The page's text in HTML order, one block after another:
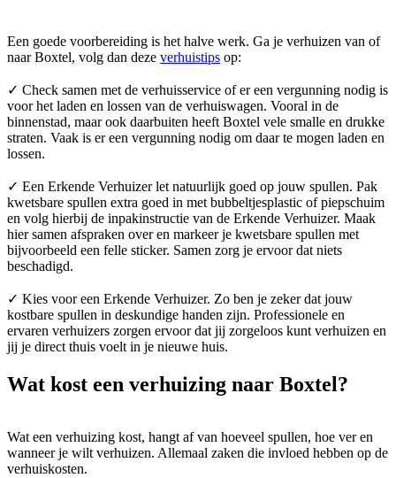
Een goede voorbereiding is het halve werk. Ga je verhuizen van of
naar Boxtel, volg dan deze verhuistips op:
✓ Check samen met de verhuisservice of er een vergunning nodig is
voor het laden en lossen van de verhuiswagen. Vooral in de
binnenstad, maar ook daarbuiten heeft Boxtel vele smalle en drukke
straten. Vaak is er een vergunning nodig om daar te mogen laden en
lossen.
✓ Een Erkende Verhuizer let natuurlijk goed op jouw spullen. Pak
kwetsbare spullen extra goed in met bubbeltjesplastic of piepschuim
en volg hierbij de inpakinstructie van de Erkende Verhuizer. Maak
hier samen afspraken over en markeer je kwetsbare spullen met
bijvoorbeeld een felle sticker. Samen zorg je ervoor dat niets
beschadigd.
✓ Kies voor een Erkende Verhuizer. Zo ben je zeker dat jouw
kostbare spullen in deskundige handen zijn. Professionele en
ervaren verhuizers zorgen ervoor dat jij zorgeloos kunt verhuizen en
jij je direct thuis voelt in je nieuwe huis.
Wat kost een verhuizing naar Boxtel?
Wat een verhuizing kost, hangt af van hoeveel spullen, hoe ver en
wanneer je wilt verhuizen. Allemaal zaken die invloed hebben op de
verhuiskosten.